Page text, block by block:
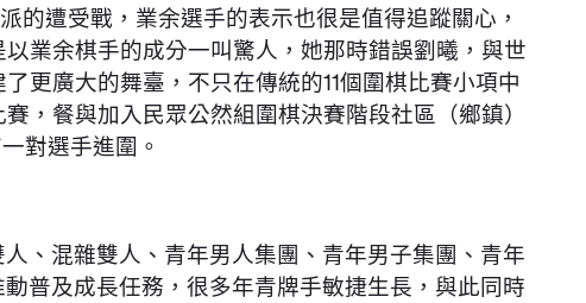
的遭受戰，業余選手的表示也很是值得追蹤關心，
業余棋手的成分一叫驚人，她那時錯誤劉曦，與世
更廣大的舞臺，不只在傳統的11個圍棋比賽小項中
，餐與加入民眾公然組圍棋決賽階段社區（鄉鎮）
對選手進圍。
、混雜雙人、青年男人集團、青年男子集團、青年
普及成長任務，很多年青牌手敏捷生長，與此同時